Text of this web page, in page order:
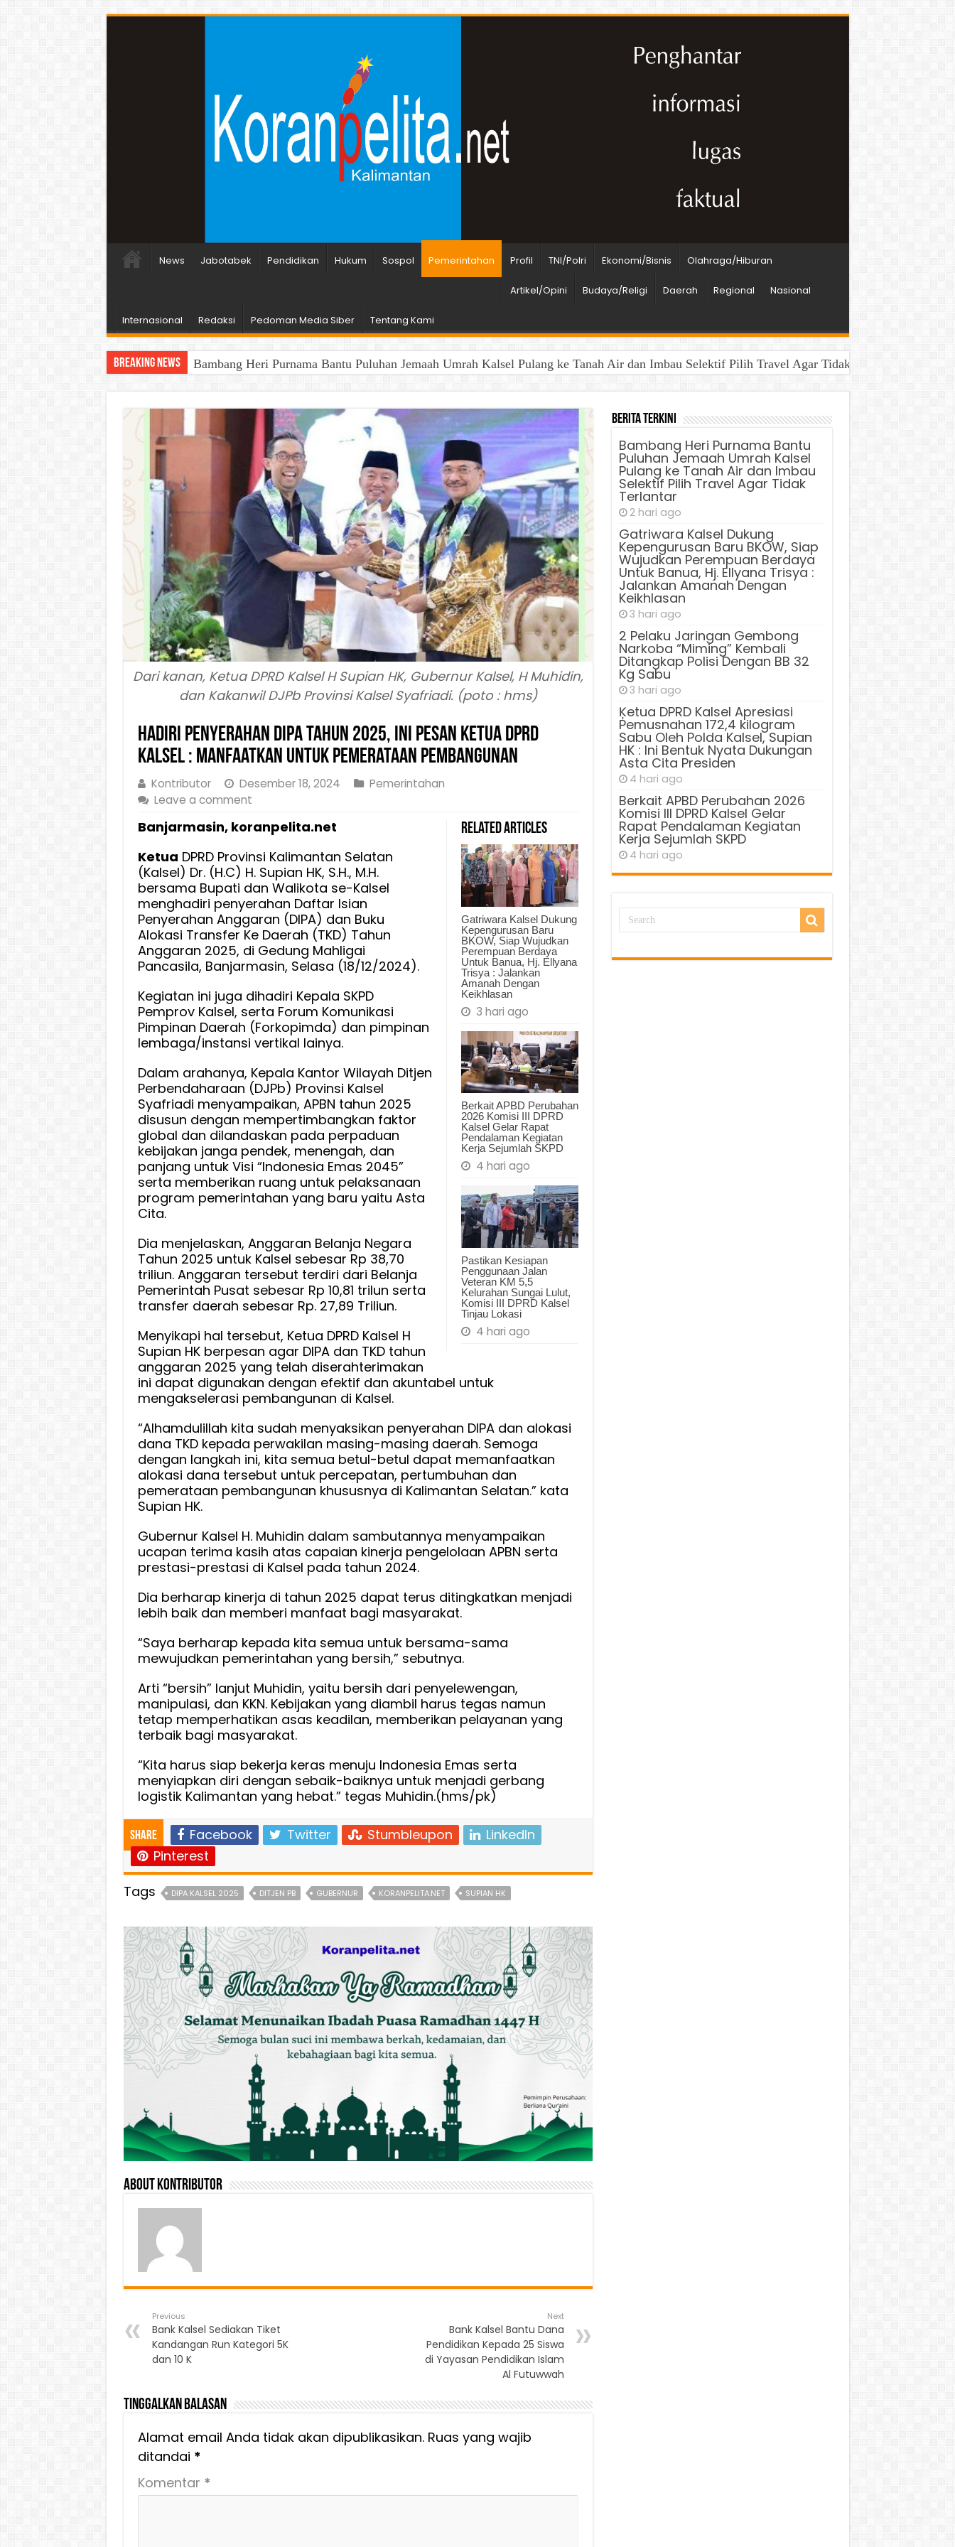
News Jabotabek Pendidikan Hukum Sospol Pemerintahan Profil TNI/Polri Ekonomi/Bisnis Olahraga/Hiburan
Artikel/Opini Budaya/Religi Daerah Regional Nasional
Internasional Redaksi Pedoman Media Siber Tentang Kami
Breaking News Bambang Heri Purnama Bantu Puluhan Jemaah Umrah Kalsel Pulang ke Tanah Air dan Imbau Selektif Pilih Travel Agar Tidak Terlantar
Dari kanan, Ketua DPRD Kalsel H Supian HK, Gubernur Kalsel, H Muhidin,
dan Kakanwil DJPb Provinsi Kalsel Syafriadi. (poto : hms)
Hadiri Penyerahan DIPA Tahun 2025, Ini Pesan Ketua DPRD
Kalsel : Manfaatkan Untuk Pemerataan Pembangunan
Kontributor Desember 18, 2024
Pemerintahan
Leave a comment
Related Articles
Gatriwara Kalsel Dukung
Kepengurusan Baru
BKOW, Siap Wujudkan
Perempuan Berdaya
Untuk Banua, Hj. Ellyana
Trisya : Jalankan
Amanah Dengan
Keikhlasan
3 hari ago
Berkait APBD Perubahan
2026 Komisi III DPRD
Kalsel Gelar Rapat
Pendalaman Kegiatan
Kerja Sejumlah SKPD
4 hari ago
Pastikan Kesiapan
Penggunaan Jalan
Veteran KM 5,5
Kelurahan Sungai Lulut,
Komisi III DPRD Kalsel
Tinjau Lokasi
4 hari ago
Banjarmasin, koranpelita.net
Ketua DPRD Provinsi Kalimantan Selatan
(Kalsel) Dr. (H.C) H. Supian HK, S.H., M.H.
bersama Bupati dan Walikota se-Kalsel
menghadiri penyerahan Daftar Isian
Penyerahan Anggaran (DIPA) dan Buku
Alokasi Transfer Ke Daerah (TKD) Tahun
Anggaran 2025, di Gedung Mahligai
Pancasila, Banjarmasin, Selasa (18/12/2024).
Kegiatan ini juga dihadiri Kepala SKPD
Pemprov Kalsel, serta Forum Komunikasi
Pimpinan Daerah (Forkopimda) dan pimpinan
lembaga/instansi vertikal lainya.
Dalam arahanya, Kepala Kantor Wilayah Ditjen
Perbendaharaan (DJPb) Provinsi Kalsel
Syafriadi menyampaikan, APBN tahun 2025
disusun dengan mempertimbangkan faktor
global dan dilandaskan pada perpaduan
kebijakan janga pendek, menengah, dan
panjang untuk Visi “Indonesia Emas 2045”
serta memberikan ruang untuk pelaksanaan
program pemerintahan yang baru yaitu Asta
Cita.
Dia menjelaskan, Anggaran Belanja Negara
Tahun 2025 untuk Kalsel sebesar Rp 38,70
triliun. Anggaran tersebut terdiri dari Belanja
Pemerintah Pusat sebesar Rp 10,81 trilun serta
transfer daerah sebesar Rp. 27,89 Triliun.
Menyikapi hal tersebut, Ketua DPRD Kalsel H
Supian HK berpesan agar DIPA dan TKD tahun
anggaran 2025 yang telah diserahterimakan
ini dapat digunakan dengan efektif dan akuntabel untuk
mengakselerasi pembangunan di Kalsel.
“Alhamdulillah kita sudah menyaksikan penyerahan DIPA dan alokasi
dana TKD kepada perwakilan masing-masing daerah. Semoga
dengan langkah ini, kita semua betul-betul dapat memanfaatkan
alokasi dana tersebut untuk percepatan, pertumbuhan dan
pemerataan pembangunan khususnya di Kalimantan Selatan.” kata
Supian HK.
Gubernur Kalsel H. Muhidin dalam sambutannya menyampaikan
ucapan terima kasih atas capaian kinerja pengelolaan APBN serta
prestasi-prestasi di Kalsel pada tahun 2024.
Dia berharap kinerja di tahun 2025 dapat terus ditingkatkan menjadi
lebih baik dan memberi manfaat bagi masyarakat.
“Saya berharap kepada kita semua untuk bersama-sama
mewujudkan pemerintahan yang bersih,” sebutnya.
Arti “bersih” lanjut Muhidin, yaitu bersih dari penyelewengan,
manipulasi, dan KKN. Kebijakan yang diambil harus tegas namun
tetap memperhatikan asas keadilan, memberikan pelayanan yang
terbaik bagi masyarakat.
“Kita harus siap bekerja keras menuju Indonesia Emas serta
menyiapkan diri dengan sebaik-baiknya untuk menjadi gerbang
logistik Kalimantan yang hebat.” tegas Muhidin.(hms/pk)
Share Facebook Twitter Stumbleupon
LinkedIn
Pinterest
Tags
DIPA KALSEL 2025 DITJEN PB GUBERNUR KORANPELITA.NET SUPIAN HK
About Kontributor
Previous
Bank Kalsel Sediakan Tiket
Kandangan Run Kategori 5K
dan 10 K
Next
Bank Kalsel Bantu Dana
Pendidikan Kepada 25 Siswa
di Yayasan Pendidikan Islam
Al Futuwwah
Tinggalkan Balasan
Alamat email Anda tidak akan dipublikasikan. Ruas yang wajib
ditandai *
Komentar *
Berita Terkini
Bambang Heri Purnama Bantu
Puluhan Jemaah Umrah Kalsel
Pulang ke Tanah Air dan Imbau
Selektif Pilih Travel Agar Tidak
Terlantar
2 hari ago
Gatriwara Kalsel Dukung
Kepengurusan Baru BKOW, Siap
Wujudkan Perempuan Berdaya
Untuk Banua, Hj. Ellyana Trisya :
Jalankan Amanah Dengan
Keikhlasan
3 hari ago
2 Pelaku Jaringan Gembong
Narkoba “Miming” Kembali
Ditangkap Polisi Dengan BB 32
Kg Sabu
3 hari ago
Ķetua DPRD Kalsel Apresiasi
Pemusnahan 172,4 kilogram
Sabu Oleh Polda Kalsel, Supian
HK : Ini Bentuk Nyata Dukungan
Asta Cita Presiden
4 hari ago
Berkait APBD Perubahan 2026
Komisi III DPRD Kalsel Gelar
Rapat Pendalaman Kegiatan
Kerja Sejumlah SKPD
4 hari ago